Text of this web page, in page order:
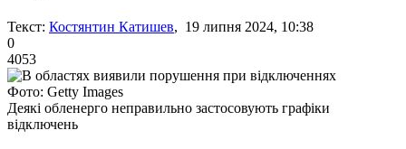
Текст: Костянтин Катишев, 19 липня 2024, 10:38
0
4053
Фото: Getty Images
Деякі обленерго неправильно застосовують графіки
відключень